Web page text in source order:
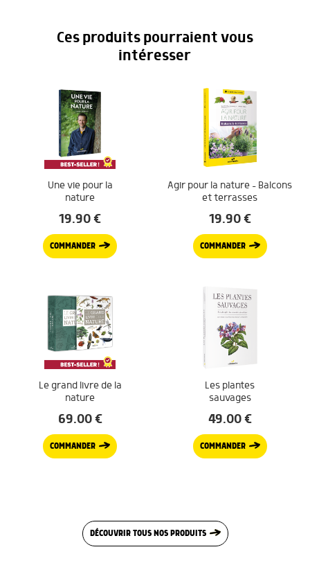
Ces produits pourraient vous
intéresser
Une vie pour la
nature
19.90€
COMMANDER
Agir pour la nature – Balcons
et terrasses
19.90€
COMMANDER
Le grand livre de la
nature
69.00€
COMMANDER
Les plantes
sauvages
49.00€
COMMANDER
DÉCOUVRIR TOUS NOS PRODUITS